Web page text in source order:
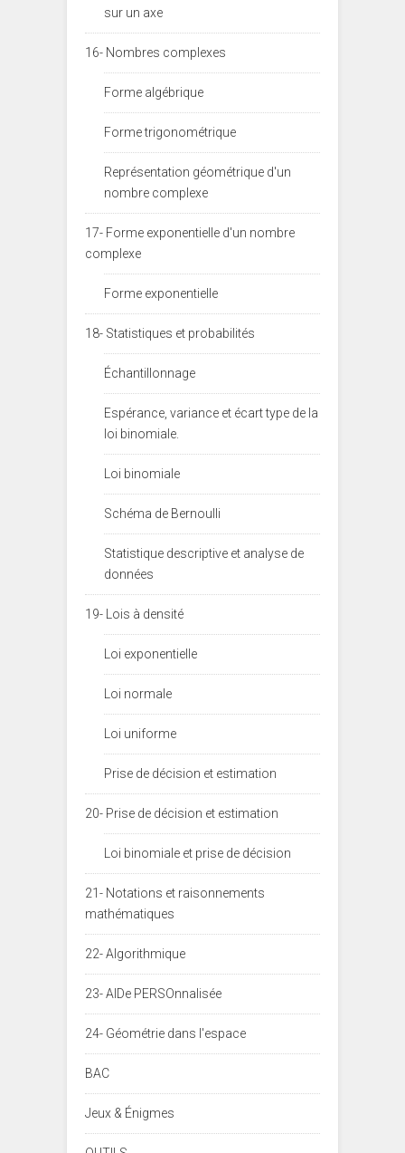
sur un axe
16- Nombres complexes
Forme algébrique
Forme trigonométrique
Représentation géométrique d'un
nombre complexe
17- Forme exponentielle d'un nombre
complexe
Forme exponentielle
18- Statistiques et probabilités
Échantillonnage
Espérance, variance et écart type de la
loi binomiale.
Loi binomiale
Schéma de Bernoulli
Statistique descriptive et analyse de
données
19- Lois à densité
Loi exponentielle
Loi normale
Loi uniforme
Prise de décision et estimation
20- Prise de décision et estimation
Loi binomiale et prise de décision
21- Notations et raisonnements
mathématiques
22- Algorithmique
23- AIDe PERSOnnalisée
24- Géométrie dans l'espace
BAC
Jeux & Énigmes